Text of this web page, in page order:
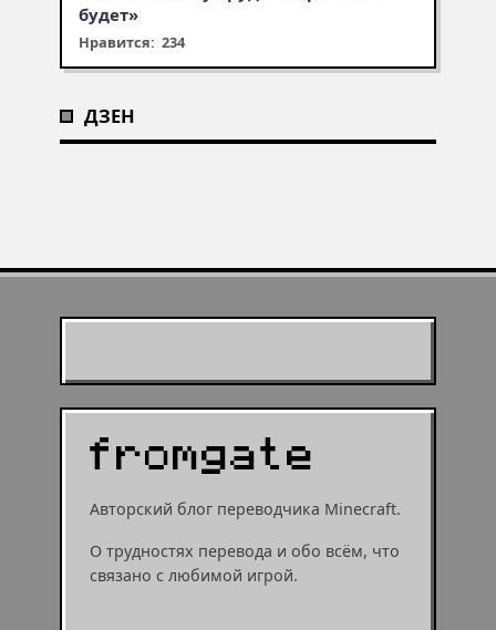
будет»
Нравится: 234
ДЗЕНМуухомор станет муушрумом
или мушрумом
Первая встреча с крипером,
робинзонада в Minecraft —
Что добавят в обновлении
Авторский блог переводчика Minecraft.
О трудностях перевода и обо всём, что
связано с любимой игрой.
муушрумом или мушрумом